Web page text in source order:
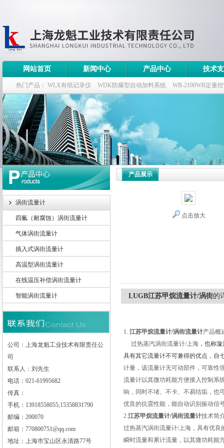
上海龙魁工业技术有限责任公司
网站首页 新闻中心 产品中心 技术
热门产品： WLX有纸记录仪 WDK防爆型自动加料系统 WB-2100WB定量
WDK流量定量控制柜 WB-2100定量装车控制仪
涡街流量计
四氟（耐腐蚀）涡街流量计
气体涡街流量计
插入式涡街流量计
高温型涡街流量计
在线温压补偿涡街流量计
智能涡街流量计
公司：上海龙魁工业技术有限责任公
司
联系人：刘先生
电话：021-61995682
传真：
手机：13918558055,15358831790
邮编：200070
邮箱：770800751@qq.com
地址：上海市宝山区永清路77号
产品展示
点击放大
LUGB江苏甲烷流量计/涡街的
1. 江苏甲烷流量计/涡街流量计产品概
过热蒸汽涡街流量计/上海 ，也称
具有其它流量计不可兼得的优点，自
计量，该流量计无可动部件，可靠性
流量计以其微功耗能方便接入控制系
响，同时不堵、不卡、不易结垢，也
优良的抗震性能，能自动识别振动信
2.江苏甲烷流量计/涡街流量计技术简
过热蒸汽涡街流量计/上海，具有优
瞬时流量和累计流量，以其微功耗能